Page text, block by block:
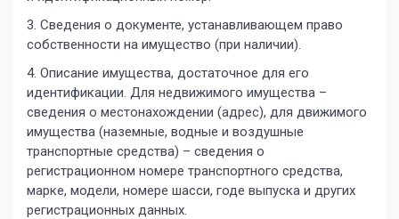
3. Сведения о документе, устанавливающем право
собственности на имущество (при наличии).
4. Описание имущества, достаточное для его
идентификации. Для недвижимого имущества –
сведения о местонахождении (адрес), для движимого
имущества (наземные, водные и воздушные
транспортные средства) – сведения о
регистрационном номере транспортного средства,
марке, модели, номере шасси, годе выпуска и других
регистрационных данных.